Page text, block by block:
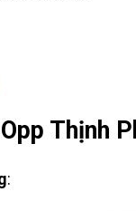
Thịnh
: